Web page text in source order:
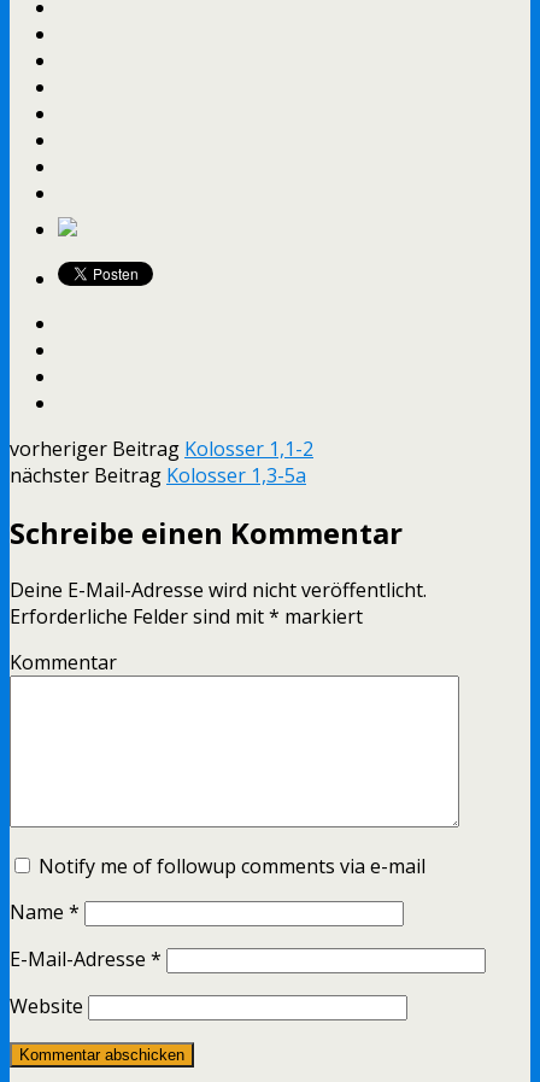
vorheriger Beitrag Kolosser 1,1-2
nächster Beitrag Kolosser 1,3-5a
Schreibe einen Kommentar
Deine E-Mail-Adresse wird nicht veröffentlicht.
Erforderliche Felder sind mit* markiert
Kommentar
Notify me of followup comments via e-mail
Name *
E-Mail-Adresse *
Website